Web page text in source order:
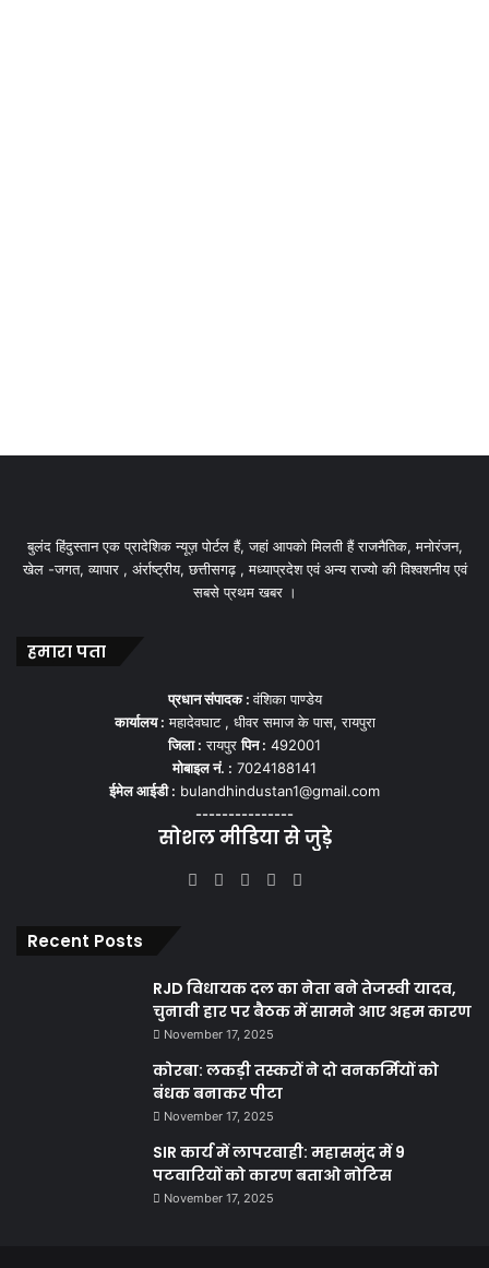
बुलंद हिंदुस्तान एक प्रादेशिक न्यूज़ पोर्टल हैं, जहां आपको मिलती हैं राजनैतिक, मनोरंजन,
खेल -जगत, व्यापार , अंर्राष्ट्रीय, छत्तीसगढ़ , मध्याप्रदेश एवं अन्य राज्यो की विश्वशनीय एवं
सबसे प्रथम खबर ।
हमारा पता
प्रधान संपादक :वंशिका पाण्डेय
कार्यालय : महादेवघाट , धीवर समाज के पास, रायपुरा
जिला : रायपुरपिन : 492001
मोबाइल नं. : 7024188141
ईमेल आईडी : bulandhindustan1@gmail.com
---------------
सोशल मीडिया से जुड़े
Facebook
X YouTubeInstagram
Recent Posts
RJD विधायक दल का नेता बने तेजस्वी यादव,
चुनावी हार पर बैठक में सामने आए अहम कारण
November 17, 2025
कोरबा: लकड़ी तस्करों ने दो वनकर्मियों को
बंधक बनाकर पीटा
November 17, 2025
SIR कार्य में लापरवाही: महासमुंद में 9
पटवारियों को कारण बताओ नोटिस
November 17, 2025